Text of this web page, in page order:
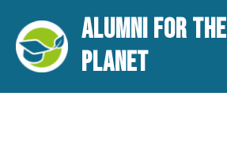
contenu
ALUMNI FOR THE
PLANET